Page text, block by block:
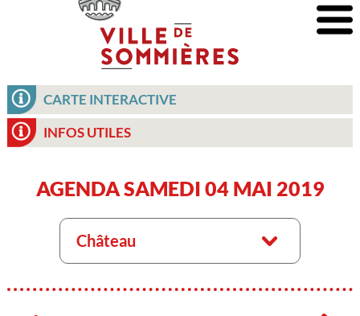
CARTE INTERACTIVE
INFOS UTILES
AGENDA SAMEDI 04 MAI 2019
Château